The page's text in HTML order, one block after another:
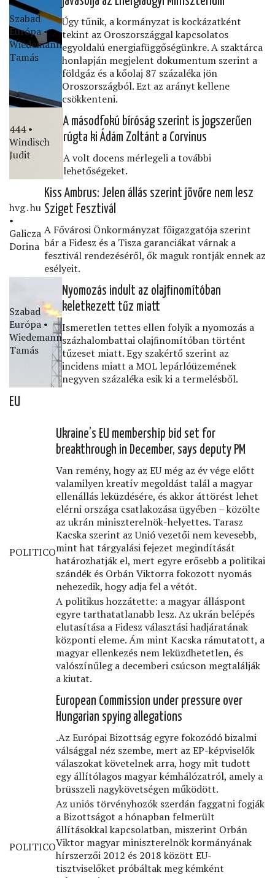
Szabad
Európa •
Wiedemann
Tamás
Úgy tűnik, a kormányzat is kockázatként
tekint az Oroszországgal kapcsolatos
egyoldalú energiafüggőségünkre. A szaktárca
honlapján megjelent dokumentum szerint a
földgáz és a kőolaj 87 százaléka jön
Oroszországból. Ezt az arányt kellene
csökkenteni.
444 •
Windisch
Judit
A másodfokú bíróság szerint is jogszerűen
rúgta ki Ádám Zoltánt a Corvinus
A volt docens mérlegeli a további
lehetőségeket.
hvg․hu
•
Galicza
Dorina
Kiss Ambrus: Jelen állás szerint jövőre nem lesz
Sziget Fesztivál
A Fővárosi Önkormányzat főigazgatója szerint
bár a Fidesz és a Tisza garanciákat várnak a
fesztivál rendezéséről, ők maguk rontják ennek az
esélyeit.
Szabad
Európa •
Wiedemann
Tamás
Nyomozás indult az olajﬁnomítóban
keletkezett tűz miatt
Ismeretlen tettes ellen folyik a nyomozás a
százhalombattai olajﬁnomítóban történt
tűzeset miatt. Egy szakértő szerint az
incidens miatt a MOL lepárlóüzemének
negyven százaléka esik ki a termelésből.
EU
POLITICO
Ukraine’s EU membership bid set for
breakthrough in December, says deputy PM
Van remény, hogy az EU még az év vége előtt
valamilyen kreatív megoldást talál a magyar
ellenállás leküzdésére, és akkor áttörést lehet
elérni országa csatlakozása ügyében – közölte
az ukrán miniszterelnök-helyettes. Tarasz
Kacska szerint az Unió vezetői nem kevesebb,
mint hat tárgyalási fejezet megindítását
határozhatják el, mert egyre erősebb a politikai
szándék és Orbán Viktorra fokozott nyomás
nehezedik, hogy adja fel a vétót.
A politikus hozzátette: a magyar álláspont
egyre tarthatatlanabb lesz. Az ukrán belépés
elutasítása a Fidesz választási hadjáratának
központi eleme. Ám mint Kacska rámutatott, a
magyar ellenkezés nem leküzdhetetlen, és
valószínűleg a decemberi csúcson megtalálják
a kiutat.
POLITICO
European Commission under pressure over
Hungarian spying allegations
.Az Európai Bizottság egyre fokozódó bizalmi
válsággal néz szembe, mert az EP-képviselők
válaszokat követelnek arra, hogy mit tudott
egy állítólagos magyar kémhálózatról, amely a
brüsszeli nagykövetségen működött.
Az uniós törvényhozók szerdán faggatni fogják
a Bizottságot a hónapban felmerült
állításokkal kapcsolatban, miszerint Orbán
Viktor magyar miniszterelnök kormányának
hírszerzői 2012 és 2018 között EU-
tisztviselőket próbáltak meg kémként